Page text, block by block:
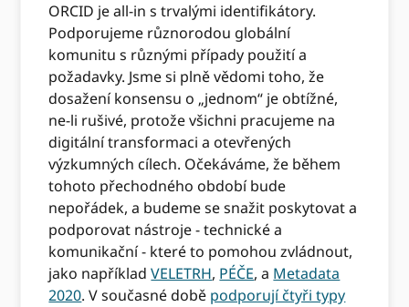
ORCID je all-in s trvalými identifikátory.
Podporujeme různorodou globální
komunitu s různými případy použití a
požadavky. Jsme si plně vědomi toho, že
dosažení konsensu o „jednom“ je obtížné,
ne-li rušivé, protože všichni pracujeme na
digitální transformaci a otevřených
výzkumných cílech. Očekáváme, že během
tohoto přechodného období bude
nepořádek, a budeme se snažit poskytovat a
podporovat nástroje - technické a
komunikační - které to pomohou zvládnout,
jako napříkladVELETRH, PÉČE, a Metadata
2020. V současné době podporují čtyři typy